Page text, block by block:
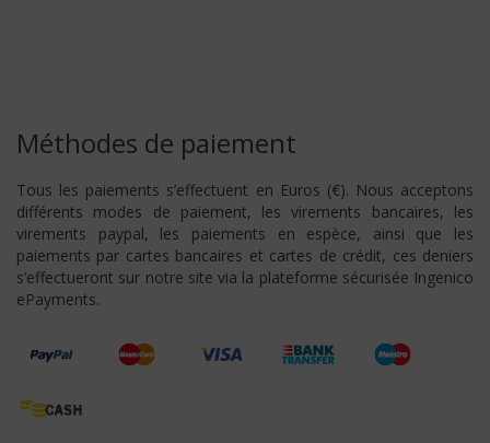
Méthodes de paiement
Tous les paiements s’effectuent en Euros (€). Nous acceptons
différents modes de paiement, les virements bancaires, les
virements paypal, les paiements en espèce, ainsi que les
paiements par cartes bancaires et cartes de crédit, ces deniers
s’effectueront sur notre site via la plateforme sécurisée Ingenico
ePayments.